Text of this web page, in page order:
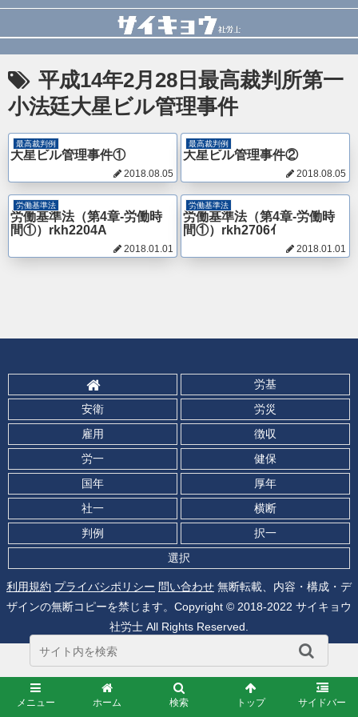
平成14年2月28日最高裁判所第一
小法廷大星ビル管理事件
最高裁判例
大星ビル管理事件①
2018.08.05
最高裁判例
大星ビル管理事件②
2018.08.05
労働基準法
労働基準法（第4章-労働時
間①）rkh2204A
2018.01.01
労働基準法
労働基準法（第4章-労働時
間①）rkh2706ｲ
2018.01.01
労基
安衛
労災
雇用
徴収
労一
健保
国年
厚年
社一
横断
判例
択一
選択
利用規約 プライバシポリシー 問い合わせ 無断転載、内容・構成・デ
ザインの無断コピーを禁じます。Copyright © 2018-2022 サイキョウ
社労士 All Rights Reserved.
メニュー ホーム 検索 トップ サイドバー